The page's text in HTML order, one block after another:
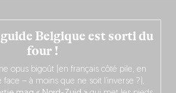
Belgique est sorti du
four !
opus bigoût (en français côté pile, en
face – à moins que ne soit l’inverse ?),